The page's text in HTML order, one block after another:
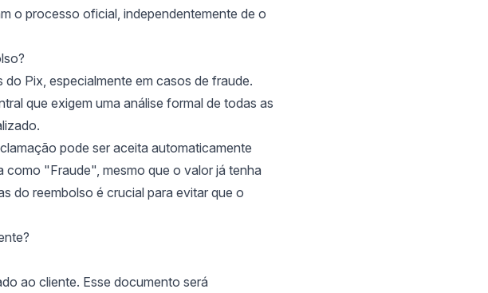
o processo oficial, independentemente de o
Pix, especialmente em casos de fraude.
que exigem uma análise formal de todas as
pode ser aceita automaticamente
"Fraude", mesmo que o valor já tenha
do reembolso é crucial para evitar que o
ao cliente. Esse documento será